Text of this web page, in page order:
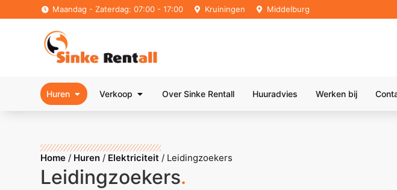
Maandag - Zaterdag: 07:00 - 17:00 Kruiningen Middelburg
Huren Verkoop Over Sinke Rentall Huuradvies Werken bij
Home / Huren / Elektriciteit / Leidingzoekers
Leidingzoekers.